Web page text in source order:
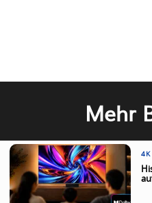
Mehr